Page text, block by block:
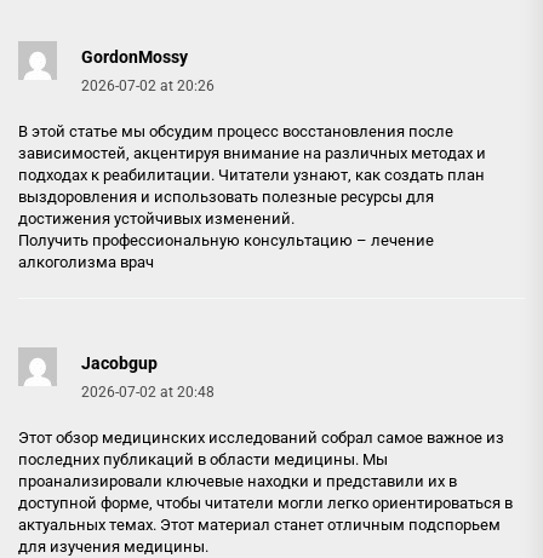
GordonMossy
2026-07-02 at 20:26
В этой статье мы обсудим процесс восстановления после
зависимостей, акцентируя внимание на различных методах и
подходах к реабилитации. Читатели узнают, как создать план
выздоровления и использовать полезные ресурсы для
достижения устойчивых изменений.
Получить профессиональную консультацию – лечение
алкоголизма врач
Jacobgup
2026-07-02 at 20:48
Этот обзор медицинских исследований собрал самое важное из
последних публикаций в области медицины. Мы
проанализировали ключевые находки и представили их в
доступной форме, чтобы читатели могли легко ориентироваться в
актуальных темах. Этот материал станет отличным подспорьем
для изучения медицины.